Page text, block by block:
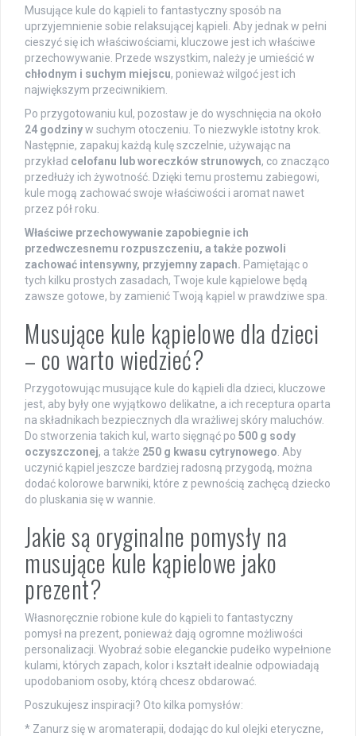
Musujące kule do kąpieli to fantastyczny sposób na
uprzyjemnienie sobie relaksującej kąpieli. Aby jednak w pełni
cieszyć się ich właściwościami, kluczowe jest ich właściwe
przechowywanie. Przede wszystkim, należy je umieścić w
chłodnym i suchym miejscu, ponieważ wilgoć jest ich
największym przeciwnikiem.
Po przygotowaniu kul, pozostaw je do wyschnięcia na około
24 godzinyw suchym otoczeniu. To niezwykle istotny krok.
Następnie, zapakuj każdą kulę szczelnie, używając na
przykład celofanu lub woreczków strunowych, co znacząco
przedłuży ich żywotność. Dzięki temu prostemu zabiegowi,
kule mogą zachować swoje właściwości i aromat nawet
przez pół roku.
Właściwe przechowywanie zapobiegnie ich
przedwczesnemu rozpuszczeniu, a także pozwoli
zachować intensywny, przyjemny zapach. Pamiętając o
tych kilku prostych zasadach, Twoje kule kąpielowe będą
zawsze gotowe, by zamienić Twoją kąpiel w prawdziwe spa.
Musujące kule kąpielowe dla dzieci
– co warto wiedzieć?
Przygotowując musujące kule do kąpieli dla dzieci, kluczowe
jest, aby były one wyjątkowo delikatne, a ich receptura oparta
na składnikach bezpiecznych dla wrażliwej skóry maluchów.
Do stworzenia takich kul, warto sięgnąć po 500 g sody
oczyszczonej, a także 250 g kwasu cytrynowego . Aby
uczynić kąpiel jeszcze bardziej radosną przygodą, można
dodać kolorowe barwniki, które z pewnością zachęcą dziecko
do pluskania się w wannie.
Jakie są oryginalne pomysły na
musujące kule kąpielowe jako
prezent?
Własnoręcznie robione kule do kąpieli to fantastyczny
pomysł na prezent, ponieważ dają ogromne możliwości
personalizacji. Wyobraź sobie eleganckie pudełko wypełnione
kulami, których zapach, kolor i kształt idealnie odpowiadają
upodobaniom osoby, którą chcesz obdarować.
Poszukujesz inspiracji? Oto kilka pomysłów:
* Zanurz się w aromaterapii, dodając do kul olejki eteryczne,